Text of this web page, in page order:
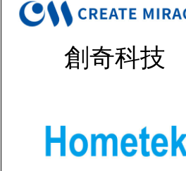
創奇科技